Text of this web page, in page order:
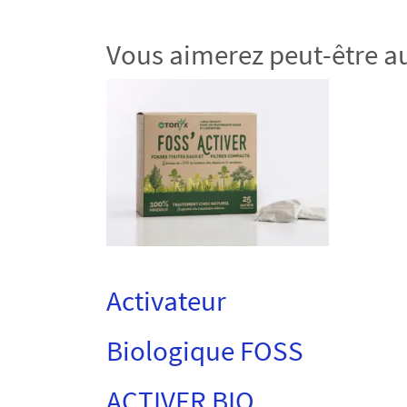
Vous aimerez peut-être
Activateur
Biologique FOSS